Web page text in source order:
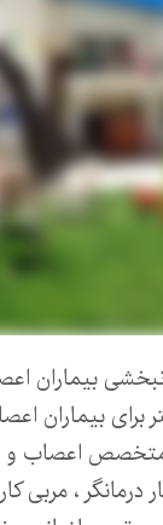
بیماران
برای بیماران
اعصاب و
درمانگر ،